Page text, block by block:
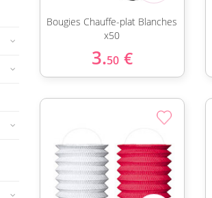
Bougies Chauffe-plat Blanches
x50
3.50 €